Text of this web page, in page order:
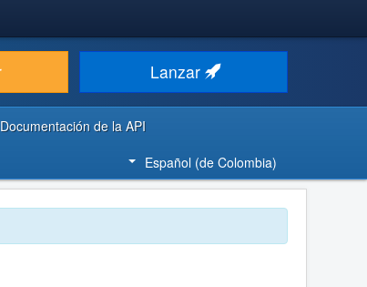
Lanzar
Documentación de la API
Español (de Colombia)